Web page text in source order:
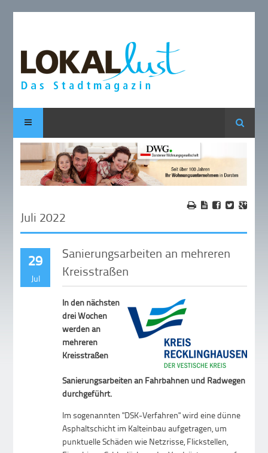
Suche
Juli 2022
29
Jul
Sanierungsarbeiten an mehreren
Kreisstraßen
In den nächsten
drei Wochen
werden an
mehreren
Kreisstraßen
Sanierungsarbeiten an Fahrbahnen und Radwegen
durchgeführt.
Im sogenannten "DSK-Verfahren" wird eine dünne
Asphaltschicht im Kalteinbau aufgetragen, um
punktuelle Schäden wie Netzrisse, Flickstellen,